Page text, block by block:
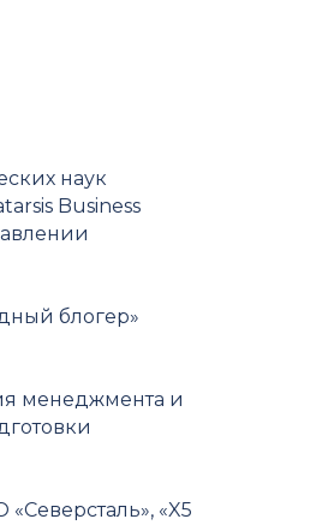
наук
Business
блогер»
менеджмента и
«X5